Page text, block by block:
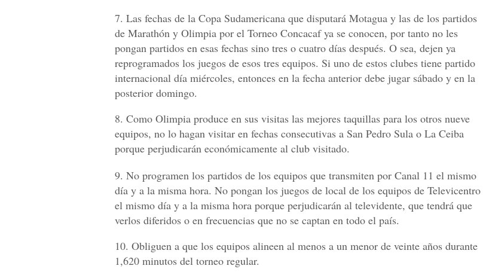
7. Las fechas de la Copa Sudamericana que disputará Motagua y las de los partidos
de Marathón y Olimpia por el Torneo Concacaf ya se conocen, por tanto no les
pongan partidos en esas fechas sino tres o cuatro días después. O sea, dejen ya
reprogramados los juegos de esos tres equipos. Si uno de estos clubes tiene partido
internacional día miércoles, entonces en la fecha anterior debe jugar sábado y en la
posterior domingo.
8. Como Olimpia produce en sus visitas las mejores taquillas para los otros nueve
equipos, no lo hagan visitar en fechas consecutivas a San Pedro Sula o La Ceiba
porque perjudicarán económicamente al club visitado.
9. No programen los partidos de los equipos que transmiten por Canal 11 el mismo
día y a la misma hora. No pongan los juegos de local de los equipos de Televicentro
el mismo día y a la misma hora porque perjudicarán al televidente, que tendrá que
verlos diferidos o en frecuencias que no se captan en todo el país.
10. Obliguen a que los equipos alineen al menos a un menor de veinte años durante
1,620 minutos del torneo regular.